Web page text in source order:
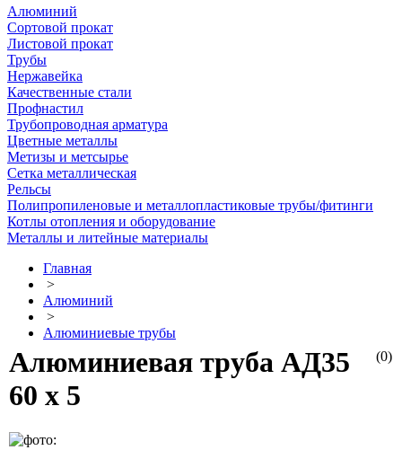
Алюминий
Сортовой прокат
Листовой прокат
Трубы
Нержавейка
Качественные стали
Профнастил
Трубопроводная арматура
Цветные металлы
Метизы и метсырье
Сетка металлическая
Рельсы
Полипропиленовые и металлопластиковые трубы/фитинги
Котлы отопления и оборудование
Металлы и литейные материалы
Главная
>
Алюминий
>
Алюминиевые трубы
(0)
Алюминиевая труба АД35
60 х 5